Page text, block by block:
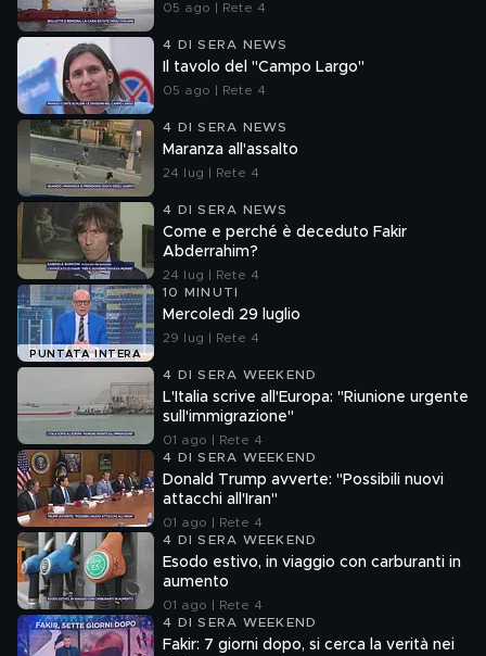
05 ago | Rete 4
4 DI SERA NEWS
Il tavolo del "Campo Largo"
05 ago | Rete 4
4 DI SERA NEWS
Maranza all'assalto
24 lug | Rete 4
4 DI SERA NEWS
Come e perché è deceduto Fakir
Abderrahim?
24 lug | Rete 4
PUNTATA INTERA
10 MINUTI
Mercoledì 29 luglio
29 lug | Rete 4
4 DI SERA WEEKEND
L'Italia scrive all'Europa: "Riunione urgente
sull'immigrazione"
01 ago | Rete 4
4 DI SERA WEEKEND
Donald Trump avverte: "Possibili nuovi
attacchi all'Iran"
01 ago | Rete 4
4 DI SERA WEEKEND
Esodo estivo, in viaggio con carburanti in
aumento
01 ago | Rete 4
4 DI SERA WEEKEND
Fakir: 7 giorni dopo, si cerca la verità nei